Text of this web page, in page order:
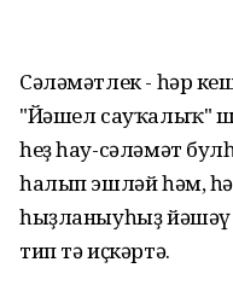
Сәләмәтлек - һәр
"Йәшел сауҡалыҡ"
һеҙ һау-сәләмәт
һалып эшләй һәм,
һыҙланыуһыҙ йәшәү
тип тә иҫкәртә.